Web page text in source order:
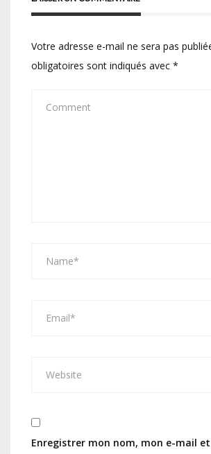
Votre adresse e-mail ne sera pas
obligatoires sont indiqués avec *
Enregistrer mon nom, mon e-mail